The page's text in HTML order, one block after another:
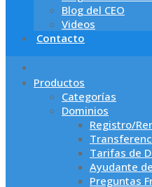
Blog del CEO
Videos
Contacto
Productos
Categorías
Dominios
Registro/
Tarifas de
Ayudante
Preguntas